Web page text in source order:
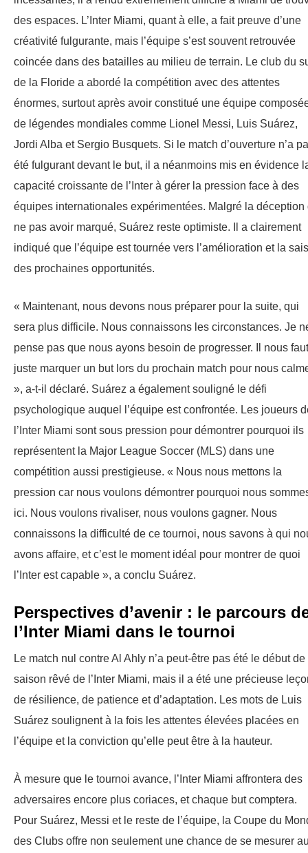
des espaces. L’Inter Miami, quant à elle, a fait preuve d’une
créativité fulgurante, mais l’équipe s’est souvent retrouvée
coincée dans des batailles au milieu de terrain. Le club du
de la Floride a abordé la compétition avec des attentes
énormes, surtout après avoir constitué une équipe
de légendes mondiales comme Lionel Messi, Luis Suárez,
Jordi Alba et Sergio Busquets. Si le match d’ouverture n’a
été fulgurant devant le but, il a néanmoins mis en évidence
capacité croissante de l’Inter à gérer la pression face à des
équipes internationales expérimentées. Malgré la déception
ne pas avoir marqué, Suárez reste optimiste. Il a clairement
indiqué que l’équipe est tournée vers l’amélioration et la
des prochaines opportunités.
« Maintenant, nous devons nous préparer pour la suite, qui
sera plus difficile. Nous connaissons les circonstances. Je
pense pas que nous ayons besoin de progresser. Il nous faut
juste marquer un but lors du prochain match pour nous
», a-t-il déclaré. Suárez a également souligné le défi
psychologique auquel l’équipe est confrontée. Les joueurs
l’Inter Miami sont sous pression pour démontrer pourquoi ils
représentent la Major League Soccer (MLS) dans une
compétition aussi prestigieuse. « Nous nous mettons la
pression car nous voulons démontrer pourquoi nous
ici. Nous voulons rivaliser, nous voulons gagner. Nous
connaissons la difficulté de ce tournoi, nous savons à qui
avons affaire, et c’est le moment idéal pour montrer de quoi
l’Inter est capable », a conclu Suárez.
Perspectives d’avenir : le parcours
l’Inter Miami dans le tournoi
Le match nul contre Al Ahly n’a peut-être pas été le début de
saison rêvé de l’Inter Miami, mais il a été une précieuse
de résilience, de patience et d’adaptation. Les mots de Luis
Suárez soulignent à la fois les attentes élevées placées en
l’équipe et la conviction qu’elle peut être à la hauteur.
À mesure que le tournoi avance, l’Inter Miami affrontera des
adversaires encore plus coriaces, et chaque but comptera.
Pour Suárez, Messi et le reste de l’équipe, la Coupe du
des Clubs offre non seulement une chance de se mesurer